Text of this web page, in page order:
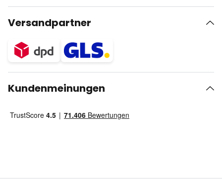
Versandpartner
Kundenmeinungen